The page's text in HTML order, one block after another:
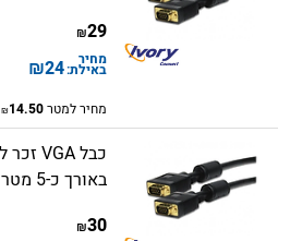
29
₪
מחיר
באילת:24
₪
מחיר למטר14.50
₪
באורך כ-5 מטר
30
₪